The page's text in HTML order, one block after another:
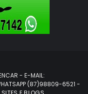
- E-MAIL:
(87)98809-6521 -